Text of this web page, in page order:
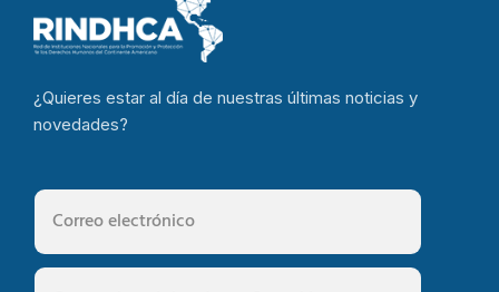
¿Quieres estar al día de nuestras últimas noticias y
novedades?